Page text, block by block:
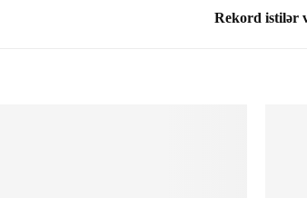
Rekord istilər